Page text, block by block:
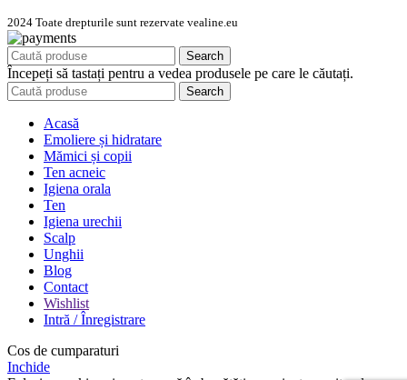
2024 Toate drepturile sunt rezervate vealine.eu
Search
Începeți să tastați pentru a vedea produsele pe care le căutați.
Search
Acasă
Emoliere și hidratare
Mămici și copii
Ten acneic
Igiena orala
Ten
Igiena urechii
Scalp
Unghii
Blog
Contact
Wishlist
Intră / Înregistrare
Cos de cumparaturi
Inchide